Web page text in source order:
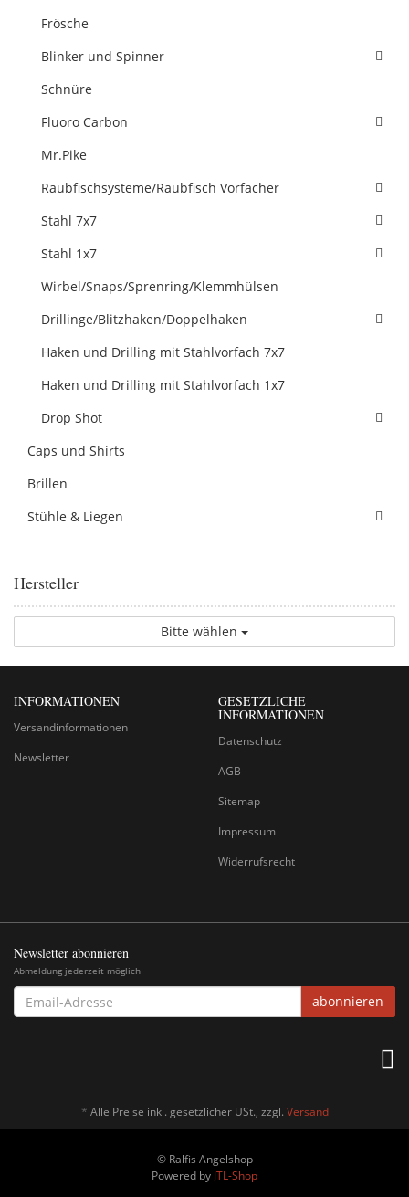
Frösche
Blinker und Spinner
Schnüre
Fluoro Carbon
Mr.Pike
Raubfischsysteme/Raubfisch Vorfächer
Stahl 7x7
Stahl 1x7
Wirbel/Snaps/Sprenring/Klemmhülsen
Drillinge/Blitzhaken/Doppelhaken
Haken und Drilling mit Stahlvorfach 7x7
Haken und Drilling mit Stahlvorfach 1x7
Drop Shot
Caps und Shirts
Brillen
Stühle & Liegen
Hersteller
Bitte wählen
INFORMATIONEN
Versandinformationen
Newsletter
GESETZLICHE
INFORMATIONEN
Datenschutz
AGB
Sitemap
Impressum
Widerrufsrecht
Newsletter abonnieren
Abmeldung jederzeit möglich
EMAIL-
ADRESSE
abonnieren
* Alle Preise inkl. gesetzlicher USt., zzgl. Versand
© Ralfis Angelshop
Powered by JTL-Shop